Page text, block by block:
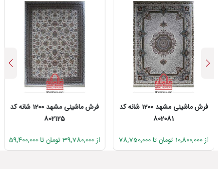
فرش ماشینی مشهد 1200 شانه کد
802081
از 10,800,000 تومان تا 78,750,000
فرش ماشینی مشهد 1200 شانه کد
802125
از 39,780,000 تومان تا 59,400,000